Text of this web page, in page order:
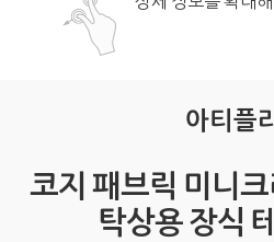
아티플
코지 패브릭 미니
탁상용 장식